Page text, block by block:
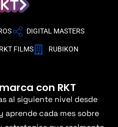
DIGITAL MASTERS
RKT FILMS RUBIKON
con RKT
al siguiente nivel desde
aprende cada mes sobre